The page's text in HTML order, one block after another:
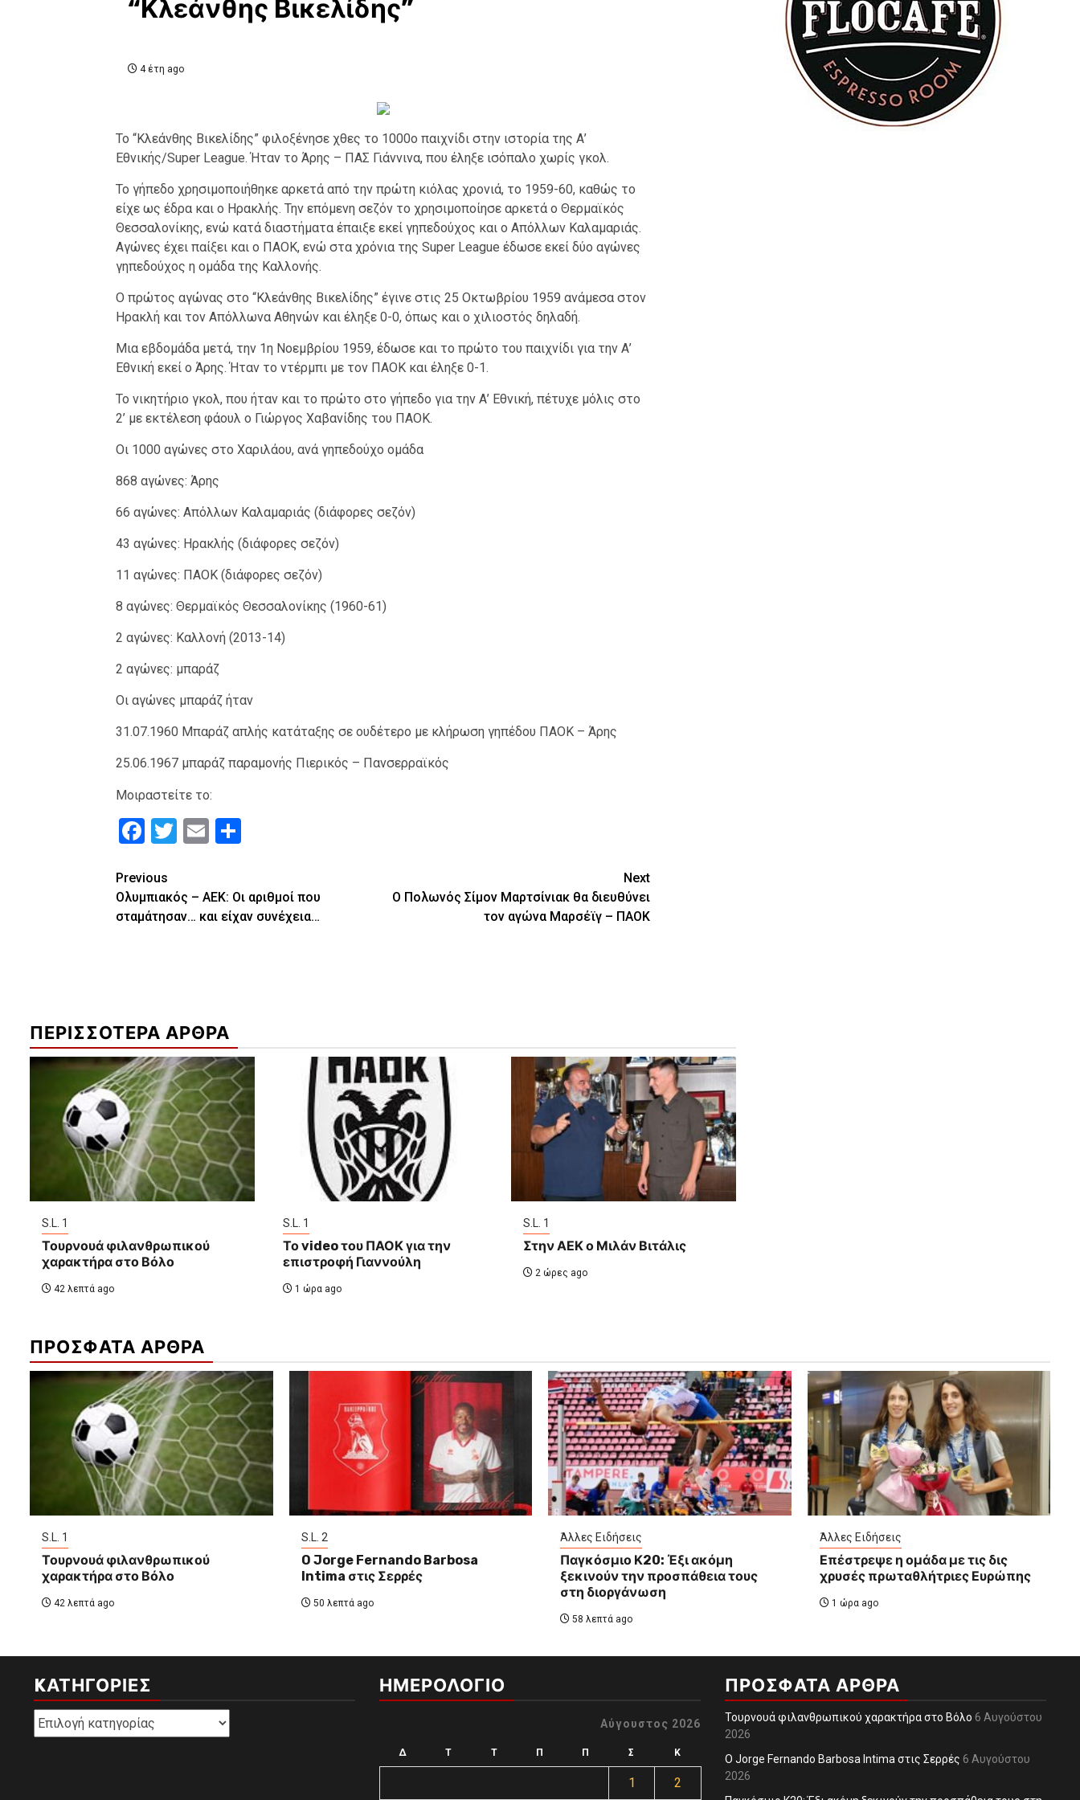
“Κλεάνθης Βικελίδης”
4 έτη ago
Το “Κλεάνθης Βικελίδης” φιλοξένησε χθες το 1000ο παιχνίδι στην ιστορία της Α’
Εθνικής/Super League. Ήταν το Άρης – ΠΑΣ Γιάννινα, που έληξε ισόπαλο χωρίς γκολ.
Το γήπεδο χρησιμοποιήθηκε αρκετά από την πρώτη κιόλας χρονιά, το 1959-60, καθώς το
είχε ως έδρα και ο Ηρακλής. Την επόμενη σεζόν το χρησιμοποίησε αρκετά ο Θερμαϊκός
Θεσσαλονίκης, ενώ κατά διαστήματα έπαιξε εκεί γηπεδούχος και ο Απόλλων Καλαμαριάς.
Αγώνες έχει παίξει και ο ΠΑΟΚ, ενώ στα χρόνια της Super League έδωσε εκεί δύο αγώνες
γηπεδούχος η ομάδα της Καλλονής.
Ο πρώτος αγώνας στο “Κλεάνθης Βικελίδης” έγινε στις 25 Οκτωβρίου 1959 ανάμεσα στον
Ηρακλή και τον Απόλλωνα Αθηνών και έληξε 0-0, όπως και ο χιλιοστός δηλαδή.
Μια εβδομάδα μετά, την 1η Νοεμβρίου 1959, έδωσε και το πρώτο του παιχνίδι για την Α’
Εθνική εκεί ο Άρης. Ήταν το ντέρμπι με τον ΠΑΟΚ και έληξε 0-1.
Το νικητήριο γκολ, που ήταν και το πρώτο στο γήπεδο για την Α’ Εθνική, πέτυχε μόλις στο
2’ με εκτέλεση φάουλ ο Γιώργος Χαβανίδης του ΠΑΟΚ.
Οι 1000 αγώνες στο Χαριλάου, ανά γηπεδούχο ομάδα
868 αγώνες: Άρης
66 αγώνες: Απόλλων Καλαμαριάς (διάφορες σεζόν)
43 αγώνες: Ηρακλής (διάφορες σεζόν)
11 αγώνες: ΠΑΟΚ (διάφορες σεζόν)
8 αγώνες: Θερμαϊκός Θεσσαλονίκης (1960-61)
2 αγώνες: Καλλονή (2013-14)
2 αγώνες: μπαράζ
Οι αγώνες μπαράζ ήταν
31.07.1960 Μπαράζ απλής κατάταξης σε ουδέτερο με κλήρωση γηπέδου ΠΑΟΚ – Άρης
25.06.1967 μπαράζ παραμονής Πιερικός – Πανσερραϊκός
Μοιραστείτε το:
Facebook
TwitterEmail
Continue
Reading
Previous
Ολυμπιακός – ΑΕΚ: Οι αριθμοί που
σταμάτησαν… και είχαν συνέχεια…
Next
O Πολωνός Σίμον Μαρτσίνιακ θα διευθύνει
τον αγώνα Μαρσέϊγ – ΠΑΟΚ
ΠΕΡΙΣΣΟΤΕΡΑ ΑΡΘΡΑ
S.L. 1
Τουρνουά φιλανθρωπικού
χαρακτήρα στο Βόλο
42 λεπτά ago
S.L. 1
Το video του ΠΑΟΚ για την
επιστροφή Γιαννούλη
1 ώρα ago
S.L. 1
Στην ΑΕΚ ο Μιλάν Βιτάλις
2 ώρες ago
ΠΡΟΣΦΑΤΑ ΑΡΘΡΑ
S.L. 1
Τουρνουά φιλανθρωπικού
χαρακτήρα στο Βόλο
42 λεπτά ago
S.L. 2
O Jorge Fernando Barbosa
Intima στις Σερρές
50 λεπτά ago
Άλλες Ειδήσεις
Παγκόσμιο Κ20: Έξι ακόμη
ξεκινούν την προσπάθεια τους
στη διοργάνωση
58 λεπτά ago
Άλλες Ειδήσεις
Επέστρεψε η ομάδα με τις δις
χρυσές πρωταθλήτριες Ευρώπης
1 ώρα ago
KΑΤΗΓΟΡΊΕΣ
Kατηγορίες
ΗΜΕΡΟΛΟΓΙΟ
Αύγουστος 2026
Δ Τ Τ Π Π Σ Κ
1 2
ΠΡΌΣΦΑΤΑ ΆΡΘΡΑ
Τουρνουά φιλανθρωπικού χαρακτήρα στο Βόλο 6 Αυγούστου
2026
O Jorge Fernando Barbosa Intima στις Σερρές 6 Αυγούστου
2026